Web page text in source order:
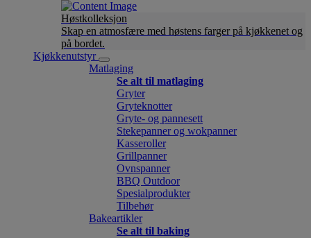
Høstkolleksjon
Skap en atmosfære med høstens farger på kjøkkenet og
på bordet.
Kjøkkenutstyr
Matlaging
Se alt til matlaging
Gryter
Gryteknotter
Gryte- og pannesett
Stekepanner og wokpanner
Kasseroller
Grillpanner
Ovnspanner
BBQ Outdoor
Spesialprodukter
Tilbehør
Bakeartikler
Se alt til baking